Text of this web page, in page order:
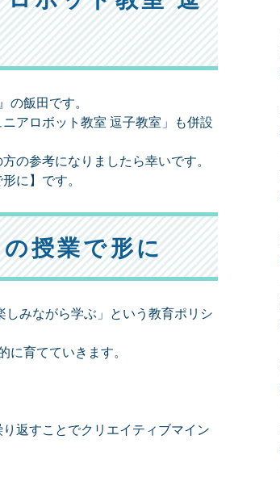
飯田です。
アロボット教室 逗子教室」も併設
の参考になりましたら幸いです。
に】です。
授業で形に
みながら学ぶ」という教育ポリシ
育てていきます。
返すことでクリエイティブマイン